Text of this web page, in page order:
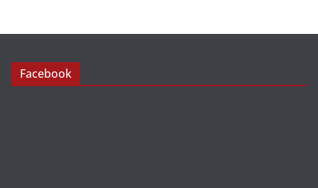
Facebook